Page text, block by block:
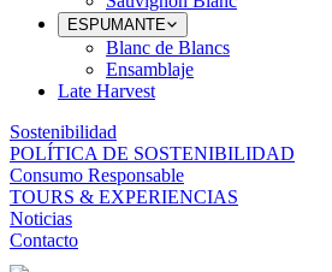
ESPUMANTE
Blanc de Blancs
Ensamblaje
Late Harvest
Sostenibilidad
POLÍTICA DE SOSTENIBILIDAD
Consumo Responsable
TOURS & EXPERIENCIAS
Noticias
Contacto